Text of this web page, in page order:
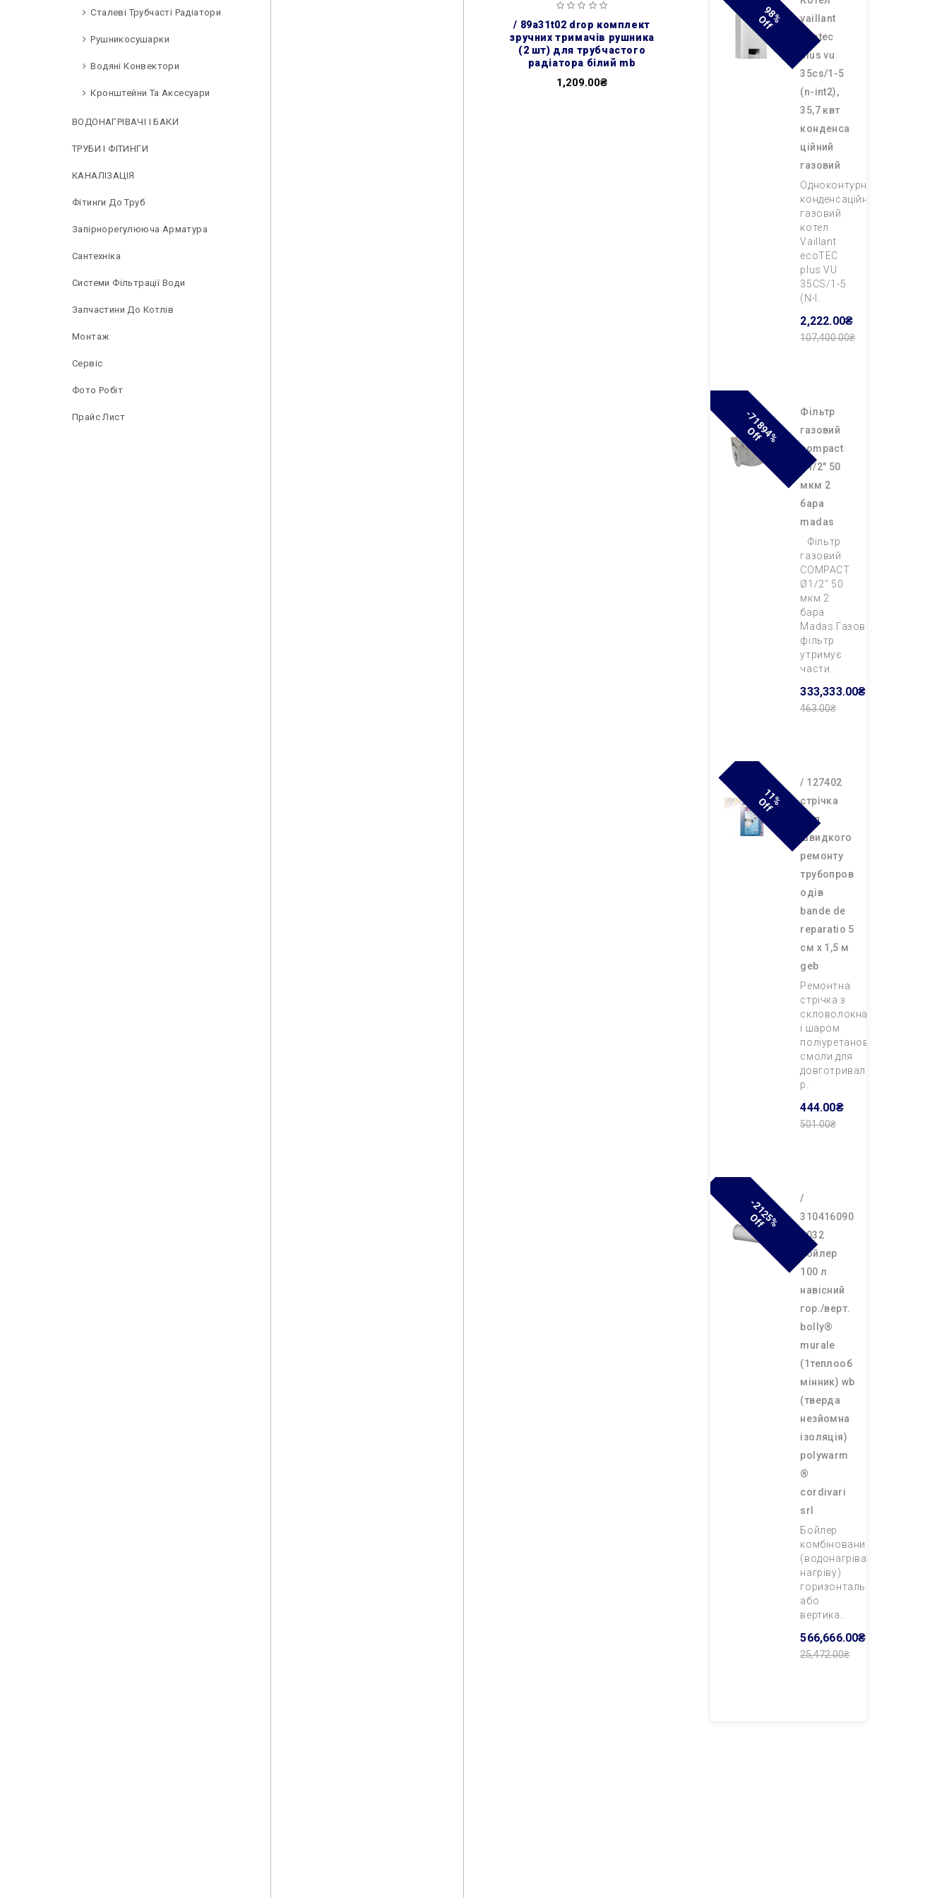
Сталеві Трубчасті Радіатори
Рушникосушарки
Водяні Конвектори
Кронштейни Та Аксесуари
ВОДОНАГРІВАЧІ І БАКИ
ТРУБИ І ФІТИНГИ
КАНАЛІЗАЦІЯ
Фітинги До Труб
Запірнорегулююча Арматура
Сантехніка
Системи Фільтрації Води
Запчастини До Котлів
Монтаж
Сервіс
Фото Робіт
Прайс Лист
/ 89a31t02 drop комплект
зручних тримачів рушника
(2 шт) для трубчастого
радіатора білий mb
1,209.00₴
9
8
% O
F
F
vaillant
ecotec
plus vu
35cs/1-5
(n-int2),
35,7 квт
конденса
ційний
газовий
Одноконтурний
конденсаційний
газовий
котел
Vaillant
ecoTEC
plus VU
35CS/1-5
(N-I..
2,222.00₴
107,400.00₴
-
7
1
8
9
4
%
O
F
F
фільтр
газовий
compact
ø1/2″ 50
мкм 2
бара
madas
Фільтр
газовий
COMPACT
Ø1/2″ 50
мкм 2
бара
Madas.Газовий
фільтр
утримує
части..
333,333.00₴
463.00₴
1
1
% O
F
F
/ 127402
cтрічка
для
швидкого
ремонту
трубопров
одів
bande de
reparatio 5
см х 1,5 м
geb
Ремонтна
стрічка з
скловолокна
і шаром
поліуретанової
смоли для
довготривалого
р..
444.00₴
501.00₴
-
2
1
2
5
%
O
F
F
/
310416090
0032
бойлер
100 л
навісний
гор./верт.
bolly®
murale
(1теплооб
мінник) wb
(тверда
незйомна
ізоляція)
polywarm
®
cordivari
srl
Бойлер
комбінований
(водонагрівач непрямого
нагріву)
горизонтального
або
вертика..
566,666.00₴
25,472.00₴